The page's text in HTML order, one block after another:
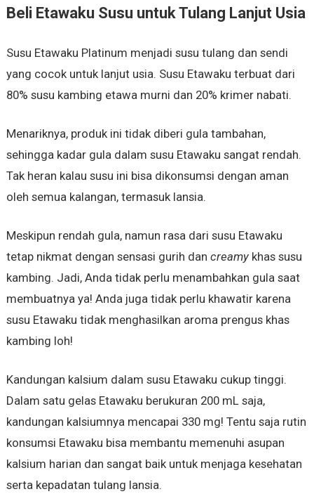
Beli Etawaku Susu untuk Tulang Lanjut Usia
Susu Etawaku Platinum menjadi susu tulang dan sendi
yang cocok untuk lanjut usia. Susu Etawaku terbuat dari
80% susu kambing etawa murni dan 20% krimer nabati.
Menariknya, produk ini tidak diberi gula tambahan,
sehingga kadar gula dalam susu Etawaku sangat rendah.
Tak heran kalau susu ini bisa dikonsumsi dengan aman
oleh semua kalangan, termasuk lansia.
Meskipun rendah gula, namun rasa dari susu Etawaku
tetap nikmat dengan sensasi gurih dan creamy khas susu
kambing. Jadi, Anda tidak perlu menambahkan gula saat
membuatnya ya! Anda juga tidak perlu khawatir karena
susu Etawaku tidak menghasilkan aroma prengus khas
kambing loh!
Kandungan kalsium dalam susu Etawaku cukup tinggi.
Dalam satu gelas Etawaku berukuran 200 mL saja,
kandungan kalsiumnya mencapai 330 mg! Tentu saja rutin
konsumsi Etawaku bisa membantu memenuhi asupan
kalsium harian dan sangat baik untuk menjaga kesehatan
serta kepadatan tulang lansia.